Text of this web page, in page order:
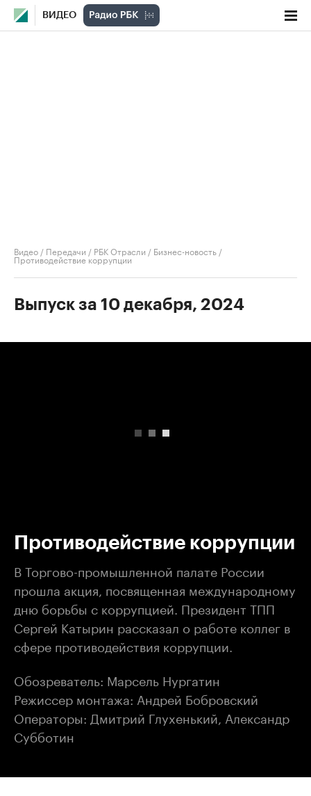
ВИДЕО
Видео / Передачи / РБК Отрасли / Бизнес-новость /
Противодействие коррупции
Выпуск за 10 декабря, 2024
Противодействие коррупции
В Торгово-промышленной палате России
прошла акция, посвященная международному
дню борьбы с коррупцией. Президент ТПП
Сергей Катырин рассказал о работе коллег в
сфере противодействия коррупции.
Обозреватель: Марсель Нургатин
Режиссер монтажа: Андрей Бобровский
Операторы: Дмитрий Глухенький, Александр
Субботин